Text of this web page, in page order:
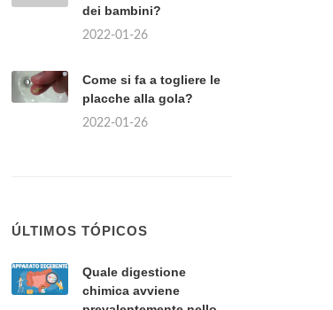
dei bambini?
2022-01-26
Come si fa a togliere le
placche alla gola?
2022-01-26
ÚLTIMOS TÓPICOS
Quale digestione
chimica avviene